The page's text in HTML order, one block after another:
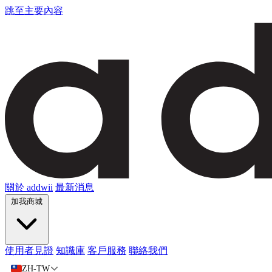
跳至主要內容
關於 addwii 最新消息
加我商城
使用者見證 知識庫 客戶服務 聯絡我們
ZH-TW